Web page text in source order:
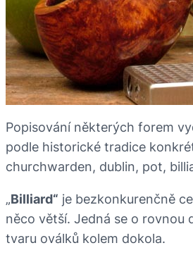
Popisování některých forem
podle historické tradice
churchwarden, dublin, pot,
„Billiard“ je bezkonkurenčně
něco větší. Jedná se o rovnou
tvaru oválků kolem dokola.